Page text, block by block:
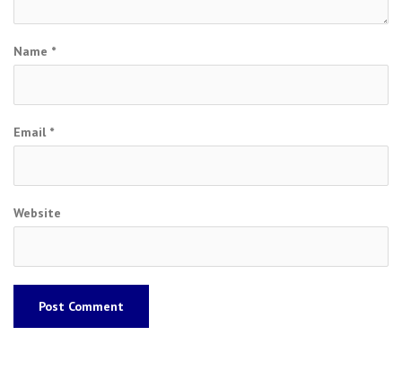
Name *
Email *
Website